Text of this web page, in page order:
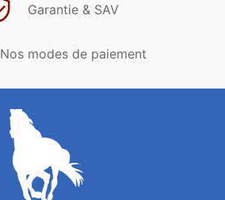
Garantie & SAV
Nos modes de paiement